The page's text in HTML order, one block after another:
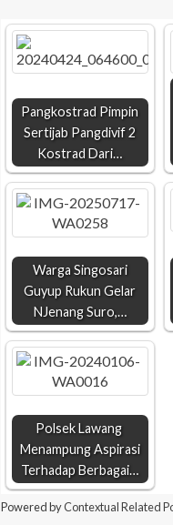
Pangkostrad Pimpin
Sertijab Pangdivif 2
Kostrad Dari…
Warga Singosari
Guyup Rukun Gelar
NJenang Suro,…
Polsek Lawang
Menampung Aspirasi
Terhadap Berbagai…
Powered byContextual Related